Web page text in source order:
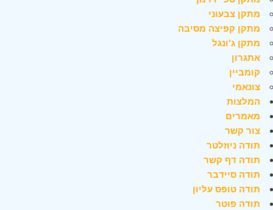
מתקן צבעוני
מתקן קפיצה מסיבה
מתקן ג'ונגל
אתגרון
קומביין
צונאמי
המלצות
מאמרים
צור קשר
תודה ניוזלטר
תודה דף קשר
תודה סיידבר
תודה טופס עליון
תודה פוטר